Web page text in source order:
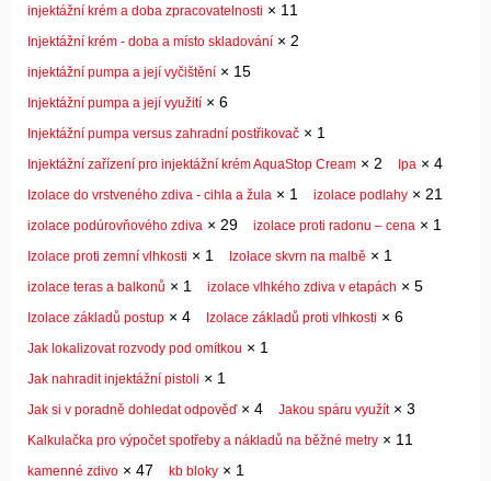
injektážní krém a doba zpracovatelnosti × 11
Injektážní krém - doba a místo skladování × 2
injektážní pumpa a její vyčištění × 15
Injektážní pumpa a její využití × 6
Injektážní pumpa versus zahradní postřikovač × 1
Injektážní zařízení pro injektážní krém AquaStop Cream × 2 Ipa × 4
Izolace do vrstveného zdiva - cihla a žula × 1 izolace podlahy × 21
izolace podúrovňového zdiva × 29 izolace proti radonu – cena × 1
Izolace proti zemní vlhkosti × 1 Izolace skvrn na malbě × 1
izolace teras a balkonů × 1 izolace vlhkého zdiva v etapách × 5
Izolace základů postup × 4 Izolace základů proti vlhkosti × 6
Jak lokalizovat rozvody pod omítkou × 1
Jak nahradit injektážní pistoli × 1
Jak si v poradně dohledat odpověď× 4 Jakou spáru využít× 3
Kalkulačka pro výpočet spotřeby a nákladů na běžné metry × 11
kamenné zdivo × 47 kb bloky × 1